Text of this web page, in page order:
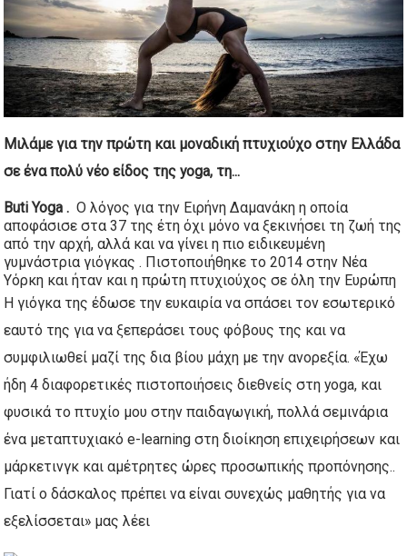
Μιλάμε για την πρώτη και μοναδική πτυχιούχο στην Ελλάδα
σε ένα πολύ νέο είδος της yoga, τη...
Buti Yoga .Ο λόγος για την Ειρήνη Δαμανάκη η οποία
αποφάσισε στα 37 της έτη όχι μόνο να ξεκινήσει τη ζωή της
από την αρχή, αλλά και να γίνει η πιο ειδικευμένη
γυμνάστρια γιόγκας . Πιστοποιήθηκε το 2014 στην Νέα
Υόρκη και ήταν και η πρώτη πτυχιούχος σε όλη την Ευρώπη
Η γιόγκα της έδωσε την ευκαιρία να σπάσει τον εσωτερικό
εαυτό της για να ξεπεράσει τους φόβους της και να
συμφιλιωθεί μαζί της δια βίου μάχη με την ανορεξία. «Έχω
ήδη 4 διαφορετικές πιστοποιήσεις διεθνείς στη yoga, και
φυσικά το πτυχίο μου στην παιδαγωγική, πολλά σεμινάρια
ένα μεταπτυχιακό e-learning στη διοίκηση επιχειρήσεων και
μάρκετινγκ και αμέτρητες ώρες προσωπικής προπόνησης..
Γιατί ο δάσκαλος πρέπει να είναι συνεχώς μαθητής για να
εξελίσσεται» μας λέει